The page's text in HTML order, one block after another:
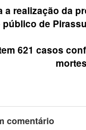
a realização da
de
621 casos
comentário